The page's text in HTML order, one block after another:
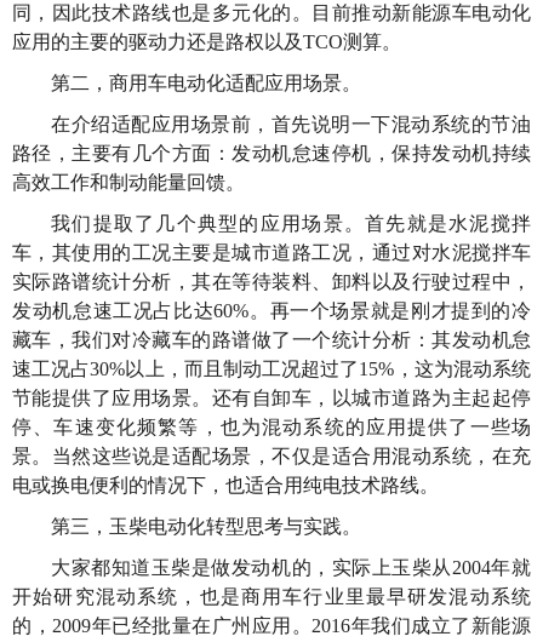
同，因此技术路线也是多元化的。目前推动新能源车电动化
应用的主要的驱动力还是路权以及TCO测算。
第二，商用车电动化适配应用场景。
在介绍适配应用场景前，首先说明一下混动系统的节油
路径，主要有几个方面：发动机怠速停机，保持发动机持续
高效工作和制动能量回馈。
我们提取了几个典型的应用场景。首先就是水泥搅拌
车，其使用的工况主要是城市道路工况，通过对水泥搅拌车
实际路谱统计分析，其在等待装料、卸料以及行驶过程中，
发动机怠速工况占比达60%。再一个场景就是刚才提到的冷
藏车，我们对冷藏车的路谱做了一个统计分析：其发动机怠
速工况占30%以上，而且制动工况超过了15%，这为混动系统
节能提供了应用场景。还有自卸车，以城市道路为主起起停
停、车速变化频繁等，也为混动系统的应用提供了一些场
景。当然这些说是适配场景，不仅是适合用混动系统，在充
电或换电便利的情况下，也适合用纯电技术路线。
第三，玉柴电动化转型思考与实践。
大家都知道玉柴是做发动机的，实际上玉柴从2004年就
开始研究混动系统，也是商用车行业里最早研发混动系统
的，2009年已经批量在广州应用。2016年我们成立了新能源